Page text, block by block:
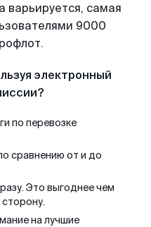
варьируется, самая
9000
электронный
по перевозке
сравнению от и до
Это выгоднее чем
на лучшие